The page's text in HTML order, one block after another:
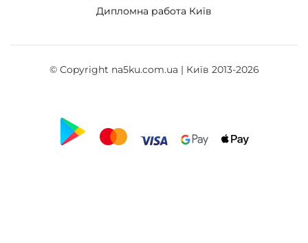
Дипломна работа Київ
© Copyright na5ku.com.ua | Київ 2013-2026